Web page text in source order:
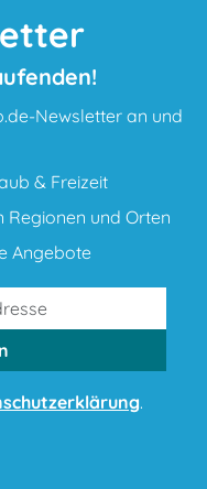
Newsletter an und
& Freizeit
Regionen und Orten
Angebote
.